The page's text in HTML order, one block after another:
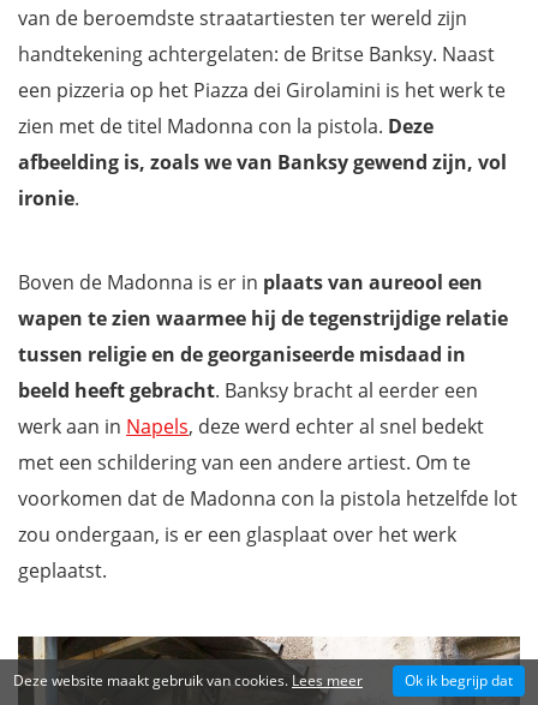
van de beroemdste straatartiesten ter wereld zijn
handtekening achtergelaten: de Britse Banksy. Naast
een pizzeria op het Piazza dei Girolamini is het werk te
zien met de titel Madonna con la pistola. Deze
afbeelding is, zoals we van Banksy gewend zijn, vol
ironie.
Boven de Madonna is er in plaats van aureool een
wapen te zien waarmee hij de tegenstrijdige relatie
tussen religie en de georganiseerde misdaad in
beeld heeft gebracht. Banksy bracht al eerder een
werk aan in Napels, deze werd echter al snel bedekt
met een schildering van een andere artiest. Om te
voorkomen dat de Madonna con la pistola hetzelfde lot
zou ondergaan, is er een glasplaat over het werk
geplaatst.
Deze website maakt gebruik van cookies. Lees meer Ok ik begrijp dat